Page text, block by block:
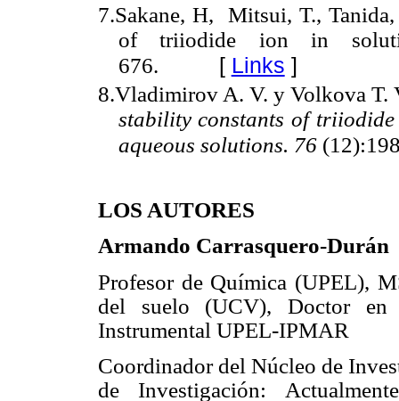
7.Sakane, H, Mitsui, T.,
of triiodide ion in
676.
[ Links ]
8.Vladimirov A. V. y Volkova T.
stability constants of
aqueous solutions. 76
LOS AUTORES
Armando Carrasquero-Durán
Profesor de Química (UPEL),
del suelo (UCV), Doctor en
Instrumental UPEL-IPMAR
Coordinador del Núcleo de
de Investigación: